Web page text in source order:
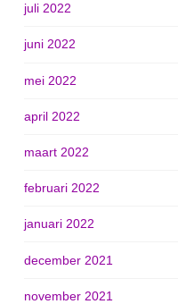
juli 2022
juni 2022
mei 2022
april 2022
maart 2022
februari 2022
januari 2022
december 2021
november 2021